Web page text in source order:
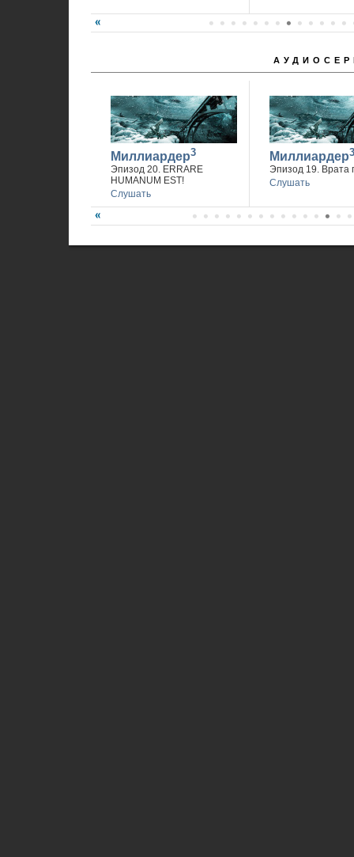
Миллиардер3
Эпизод 20. ERRARE
HUMANUM EST!
Слушать
Миллиардер3
Эпизод 19. Врата
Слушать